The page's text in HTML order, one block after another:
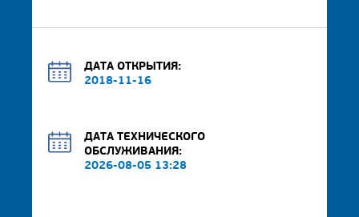
ДАТА ОТКРЫТИЯ:
2018-11-16
ДАТА ТЕХНИЧЕСКОГО
ОБСЛУЖИВАНИЯ:
2026-08-05 13:28